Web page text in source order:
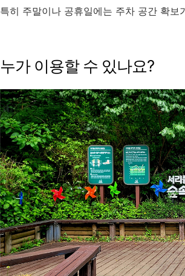
특히 주말이나 공휴일에는 주차 공간 확
누가 이용할 수 있나요?